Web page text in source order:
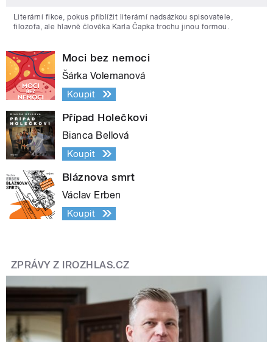
Literární fikce, pokus přiblížit literární nadsázkou spisovatele,
filozofa, ale hlavně člověka Karla Čapka trochu jinou formou.
Moci bez nemoci
Šárka Volemanová
Koupit
Případ Holečkovi
Bianca Bellová
Koupit
Bláznova smrt
Václav Erben
Koupit
ZPRÁVY Z IROZHLAS.CZ